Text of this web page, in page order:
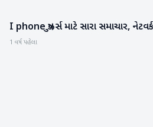
ગેજેટ
I phone યુઝર્સ માટે સારા સમાચાર,
1 વર્ષ પહેલા